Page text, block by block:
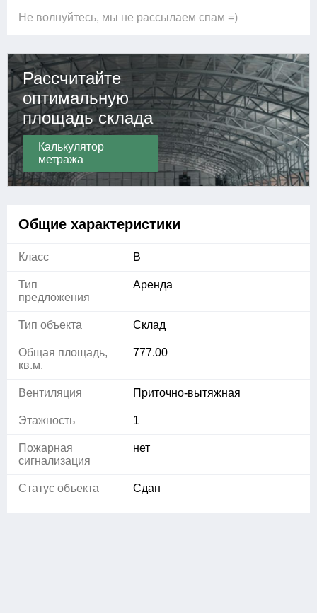
Не волнуйтесь, мы не рассылаем спам =)
Рассчитайте
оптимальную
площадь склада
Калькулятор
метража
Общие характеристики
Класс B
Тип
предложения
Аренда
Тип объекта Склад
Общая площадь,
кв.м.
777.00
Вентиляция Приточно-вытяжная
Этажность 1
Пожарная
сигнализация
нет
Статус объекта Сдан